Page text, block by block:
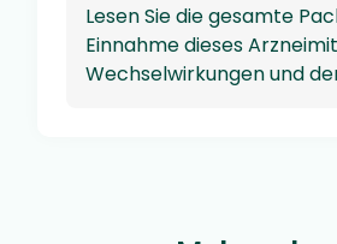
Lesen Sie die gesamte
Einnahme dieses
Wechselwirkungen und